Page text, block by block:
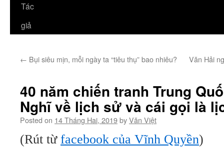
Tác
giả
← Bụi siêu mịn, mỗi ngày ta “tiêu thụ” bao nhiêu? Văn Hải
40 năm chiến tranh Trung
Nghĩ về lịch sử và cái gọi là
Posted on 14 Tháng Hai, 2019byVăn Việt
(Rút từ facebook của Vĩnh Quyền)